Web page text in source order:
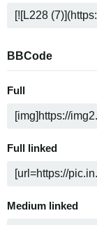
BBCode
Full
Full linked
Medium linked